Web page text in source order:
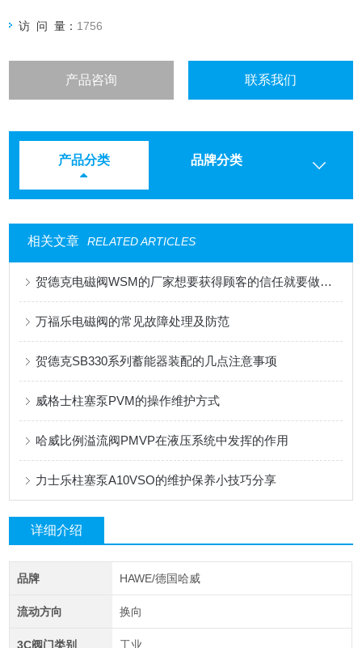
访 问 量： 1756
产品咨询 联系我们
产品分类 品牌分类
相关文章 RELATED ARTICLES
贺德克电磁阀WSM的厂家想要获得顾客的信任就要做到这三点
万福乐电磁阀的常见故障处理及防范
贺德克SB330系列蓄能器装配的几点注意事项
威格士柱塞泵PVM的操作维护方式
哈威比例溢流阀PMVP在液压系统中发挥的作用
力士乐柱塞泵A10VSO的维护保养小技巧分享
详细介绍
品牌 HAWE/德国哈威
流动方向 换向
3C阀门类别 工业